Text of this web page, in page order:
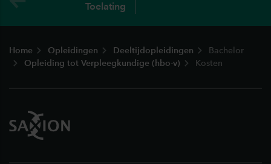
Toelating
Home Opleidingen Deeltijdopleidingen
Bachelor
Opleiding tot Verpleegkundige (hbo-v)
Kosten